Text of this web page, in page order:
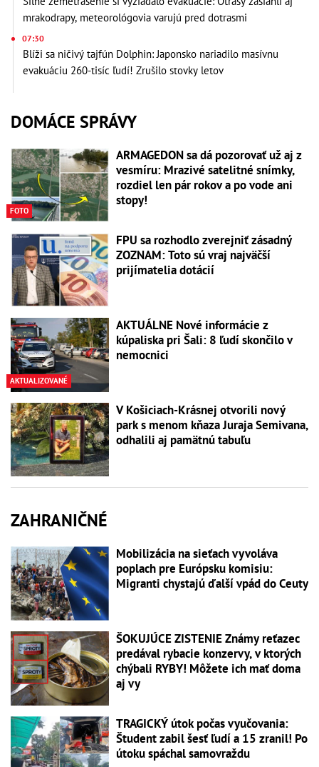
mrakodrapy, meteorológovia varujú pred dotrasmi
07:30
Blíži sa ničivý tajfún Dolphin: Japonsko nariadilo masívnu
evakuáciu 260-tisíc ľudí! Zrušilo stovky letov
DOMÁCE SPRÁVY
FOTO
ARMAGEDON sa dá pozorovať už aj z
vesmíru: Mrazivé satelitné snímky,
rozdiel len pár rokov a po vode ani
stopy!
FPU sa rozhodlo zverejniť zásadný
ZOZNAM: Toto sú vraj najväčší
prijímatelia dotácií
AKTUALIZOVANÉ
AKTUÁLNE Nové informácie z
kúpaliska pri Šali: 8 ľudí skončilo v
nemocnici
V Košiciach-Krásnej otvorili nový
park s menom kňaza Juraja Semivana,
odhalili aj pamätnú tabuľu
ZAHRANIČNÉ
Mobilizácia na sieťach vyvoláva
poplach pre Európsku komisiu:
Migranti chystajú ďalší vpád do Ceuty
ŠOKUJÚCE ZISTENIE Známy reťazec
predával rybacie konzervy, v ktorých
chýbali RYBY! Môžete ich mať doma
aj vy
TRAGICKÝ útok počas vyučovania:
Študent zabil šesť ľudí a 15 zranil! Po
útoku spáchal samovraždu